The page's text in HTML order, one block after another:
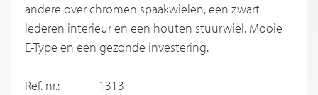
andere over chromen spaakwielen, een zwart
lederen interieur en een houten stuurwiel. Mooie
E-Type en een gezonde investering.
Ref. nr.:
1313